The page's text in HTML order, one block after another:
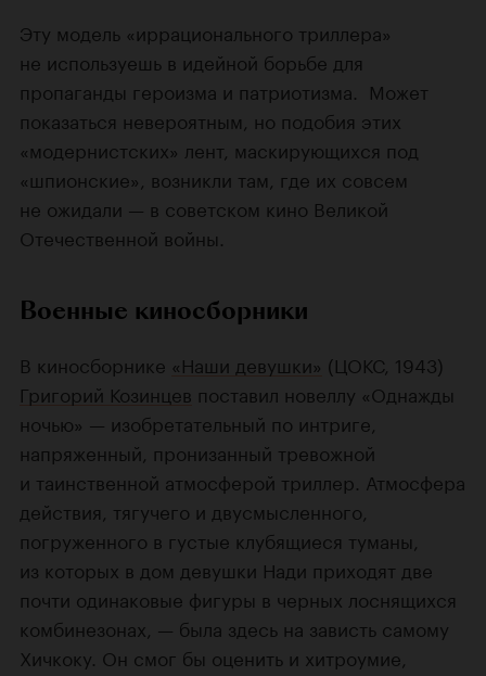
Эту модель «иррационального триллера»
не используешь в идейной борьбе для
пропаганды героизма и патриотизма. Может
показаться невероятным, но подобия этих
«модернистских» лент, маскирующихся под
«шпионские», возникли там, где их совсем
не ожидали — в советском кино Великой
Отечественной войны.
Военные киносборники
В киносборнике «Наши девушки» (ЦОКС, 1943)
Григорий Козинцев поставил новеллу «Однажды
ночью» — изобретательный по интриге,
напряженный, пронизанный тревожной
и таинственной атмосферой триллер. Атмосфера
действия, тягучего и двусмысленного,
погруженного в густые клубящиеся туманы,
из которых в дом девушки Нади приходят две
почти одинаковые фигуры в черных лоснящихся
комбинезонах, — была здесь на зависть самому
Хичкоку. Он смог бы оценить и хитроумие,